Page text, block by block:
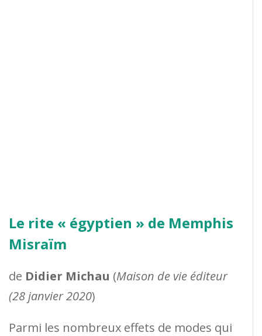
Le rite « égyptien » de Memphis
Misraïm
de Didier Michau (Maison de vie éditeur
(28 janvier 2020)
Parmi les nombreux effets de modes qui